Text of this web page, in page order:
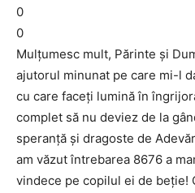
0
0
Mulţumesc mult, Părinte şi
ajutorul minunat pe care mi-l
cu care faceţi lumină în
complet să nu deviez de la
speranţă şi dragoste de
am văzut întrebarea 8676 a
vindece pe copilul ei de beţie!